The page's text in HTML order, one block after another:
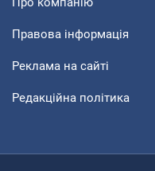
Правова інформація
Реклама на сайті
Редакційна політика